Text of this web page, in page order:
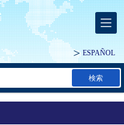
ESPAÑOL
検索